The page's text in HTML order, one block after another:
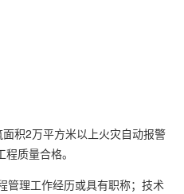
积2万平方米以上火灾自动报警
质量合格。
管理工作经历或具有职称；技术